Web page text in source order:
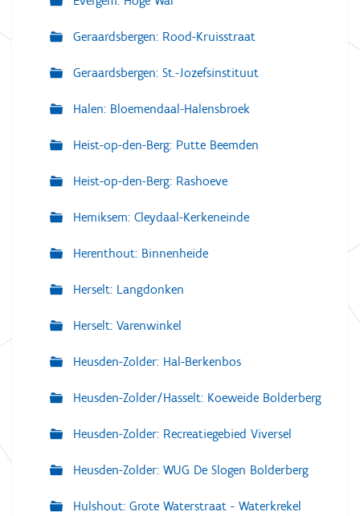
Geraardsbergen: Rood-Kruisstraat
Geraardsbergen: St.-Jozefsinstituut
Halen: Bloemendaal-Halensbroek
Heist-op-den-Berg: Putte Beemden
Heist-op-den-Berg: Rashoeve
Hemiksem: Cleydaal-Kerkeneinde
Herenthout: Binnenheide
Herselt: Langdonken
Herselt: Varenwinkel
Heusden-Zolder: Hal-Berkenbos
Heusden-Zolder/Hasselt: Koeweide Bolderberg
Heusden-Zolder: Recreatiegebied Viversel
Heusden-Zolder: WUG De Slogen Bolderberg
Hulshout: Grote Waterstraat - Waterkrekel